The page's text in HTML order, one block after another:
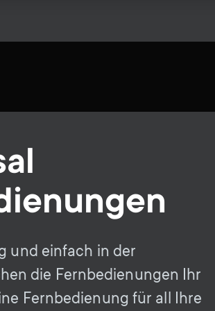
S
e
c
Montagezubehör
Signalverteilung
Zubehör für
Kabel
S
e
c
Allgemeine
und einfach in der
die Fernbedienungen Ihr
Fernbedienung für all Ihre